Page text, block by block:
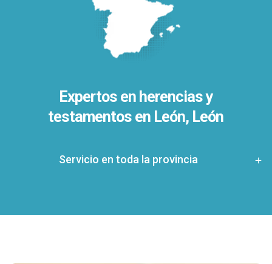
Expertos en herencias y
testamentos en León, León
Servicio en toda la provincia